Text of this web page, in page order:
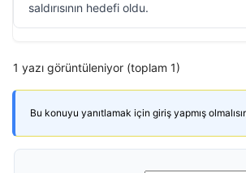
saldırısının hedefi oldu.
1 yazı görüntüleniyor (toplam 1)
Bu konuyu yanıtlamak için giriş yapmış